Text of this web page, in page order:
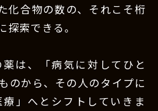
化合物の数の、それこそ桁
索できる。
は、「病気に対してひと
のから、その人のタイプに
」へとシフトしていきま